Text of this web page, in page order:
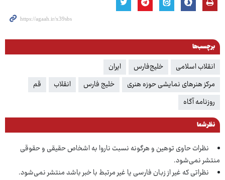
برچسب‌ها
انقلاب اسلامی خلیج‌فارس
ایران
مرکز هنرهای نمایشی حوزه هنری
خلیج فارس انقلاب
قم
روزنامه آگاه
نظر شما
نظرات حاوی توهین و هرگونه نسبت ناروا به اشخاص حقیقی و حقوقی
منتشر نمی‌شود.
نظراتی که غیر از زبان فارسی یا غیر مرتبط با خبر باشد منتشر نمی‌شود.